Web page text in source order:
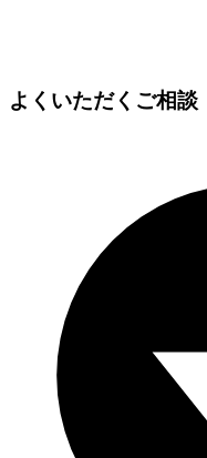
よくいただくご相談